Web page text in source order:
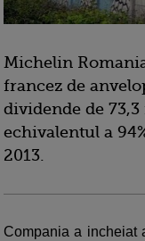
Michelin
francez de
dividende de
echivalentul a
2013.
Compania a incheiat